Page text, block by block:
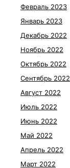
Февраль 2023
Январь 2023
Декабрь 2022
Ноябрь 2022
Октябрь 2022
Сентябрь 2022
Август 2022
Июль 2022
Июнь 2022
Май 2022
Апрель 2022
Март 2022